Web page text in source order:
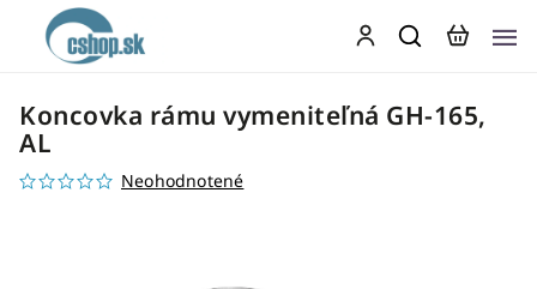
Koncovka rámu vymeniteľná GH-165,
AL
Neohodnotené